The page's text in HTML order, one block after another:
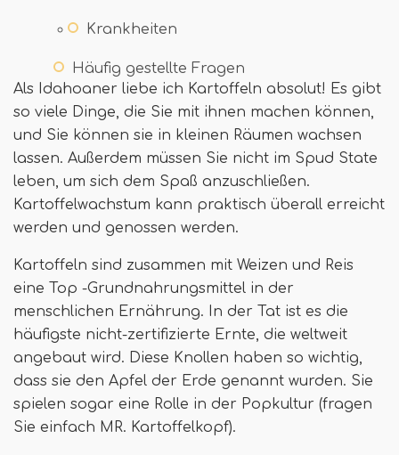
Krankheiten
Häufig gestellte Fragen
Als Idahoaner liebe ich Kartoffeln absolut! Es gibt
so viele Dinge, die Sie mit ihnen machen können,
und Sie können sie in kleinen Räumen wachsen
lassen. Außerdem müssen Sie nicht im Spud State
leben, um sich dem Spaß anzuschließen.
Kartoffelwachstum kann praktisch überall erreicht
werden und genossen werden.
Kartoffeln sind zusammen mit Weizen und Reis
eine Top -Grundnahrungsmittel in der
menschlichen Ernährung. In der Tat ist es die
häufigste nicht-zertifizierte Ernte, die weltweit
angebaut wird. Diese Knollen haben so wichtig,
dass sie den Apfel der Erde genannt wurden. Sie
spielen sogar eine Rolle in der Popkultur (fragen
Sie einfach MR. Kartoffelkopf).